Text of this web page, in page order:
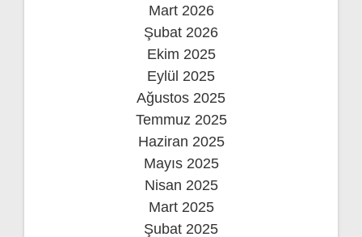
Mart 2026
Şubat 2026
Ekim 2025
Eylül 2025
Ağustos 2025
Temmuz 2025
Haziran 2025
Mayıs 2025
Nisan 2025
Mart 2025
Şubat 2025